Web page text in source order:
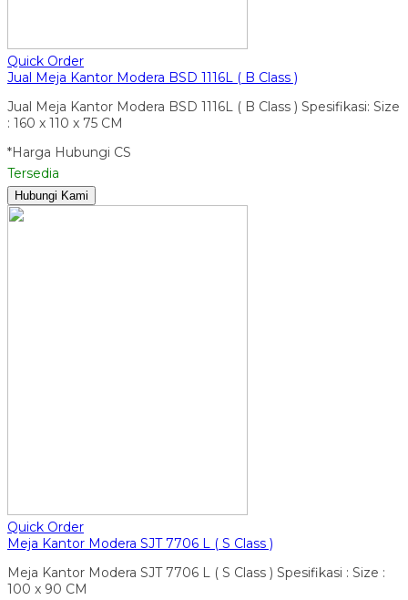
Quick Order
Jual Meja Kantor Modera BSD 1116L ( B Class )
Jual Meja Kantor Modera BSD 1116L ( B Class ) Spesifikasi: Size
: 160 x 110 x 75 CM
*Harga Hubungi CS
Tersedia
Hubungi Kami
Quick Order
Meja Kantor Modera SJT 7706 L ( S Class )
Meja Kantor Modera SJT 7706 L ( S Class ) Spesifikasi : Size :
100 x 90 CM